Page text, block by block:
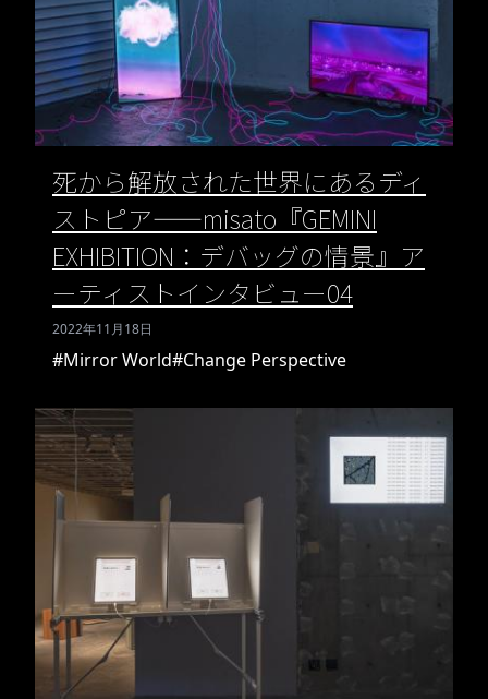
死から解放された世界にあるディ
ストピア——misato『GEMINI
EXHIBITION：デバッグの情景』ア
ーティストインタビュー04
2022年11月18日
#Mirror World#Change Perspective